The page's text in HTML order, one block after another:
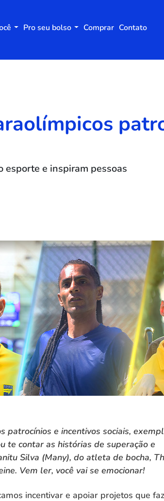
Pro seu bolso Comprar Contato
esporte e inspiram pessoas
patrocínios e incentivos sociais,
te contar as histórias de superação e
Silva (Many), do atleta de bocha,
Vem ler, você vai se emocionar!
incentivar e apoiar projetos que